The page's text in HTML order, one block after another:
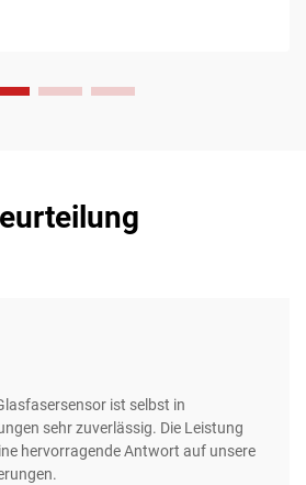
vorstellte, das die Landschaft der
zugeschnitten sind, stellen einen
ist selbst in
sehr zuverlässig. Die Leistung
hervorragende Antwort auf unsere